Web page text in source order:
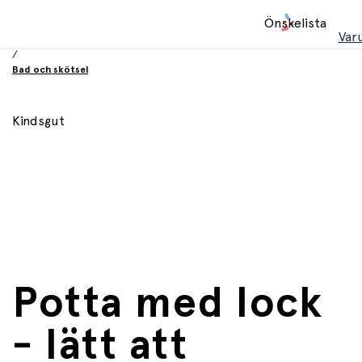
Önskelista
/
Bad och skötsel
Kindsgut
Potta med lock
- lätt att